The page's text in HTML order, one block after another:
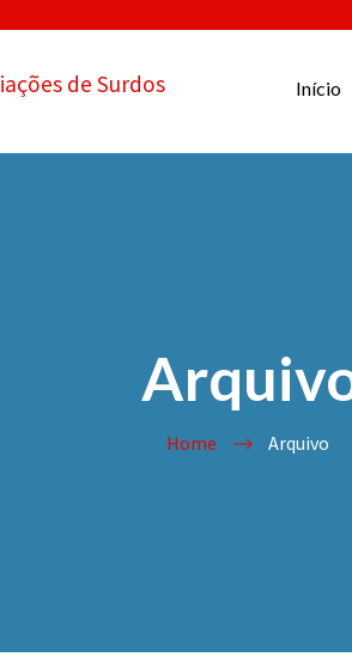
de Surdos Início
Home Arquivo